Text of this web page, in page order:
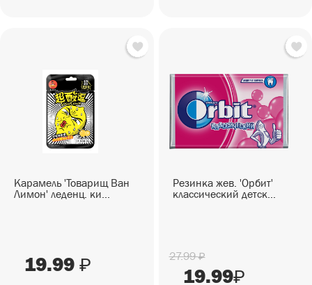
Карамель 'Товарищ Ван
Лимон' леденц. ки...
19.99 ₽
Резинка жев. 'Орбит'
классический детск...
27.99₽
19.99₽